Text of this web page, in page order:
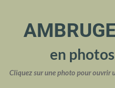
en photos
Cliquez sur une photo pour ouvrir